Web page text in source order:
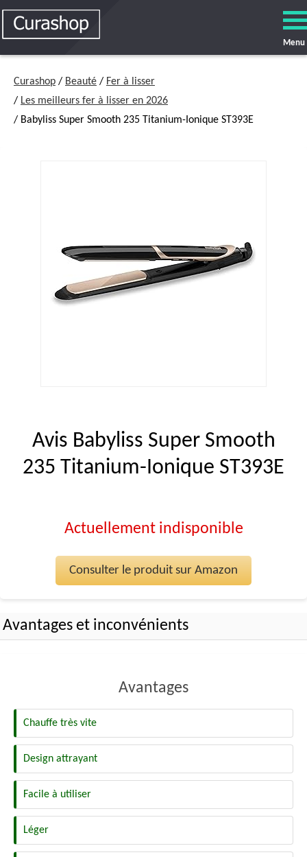
Menu
Curashop / Beauté / Fer à lisser
/ Les meilleurs fer à lisser en 2026
/ Babyliss Super Smooth 235 Titanium-Ionique ST393E
Avis Babyliss Super Smooth
235 Titanium-Ionique ST393E
Actuellement indisponible
Consulter le produit sur Amazon
Avantages et inconvénients
Avantages
Chauffe très vite
Design attrayant
Facile à utiliser
Léger